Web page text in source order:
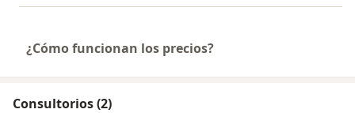
¿Cómo funcionan los precios?
Consultorios (2)